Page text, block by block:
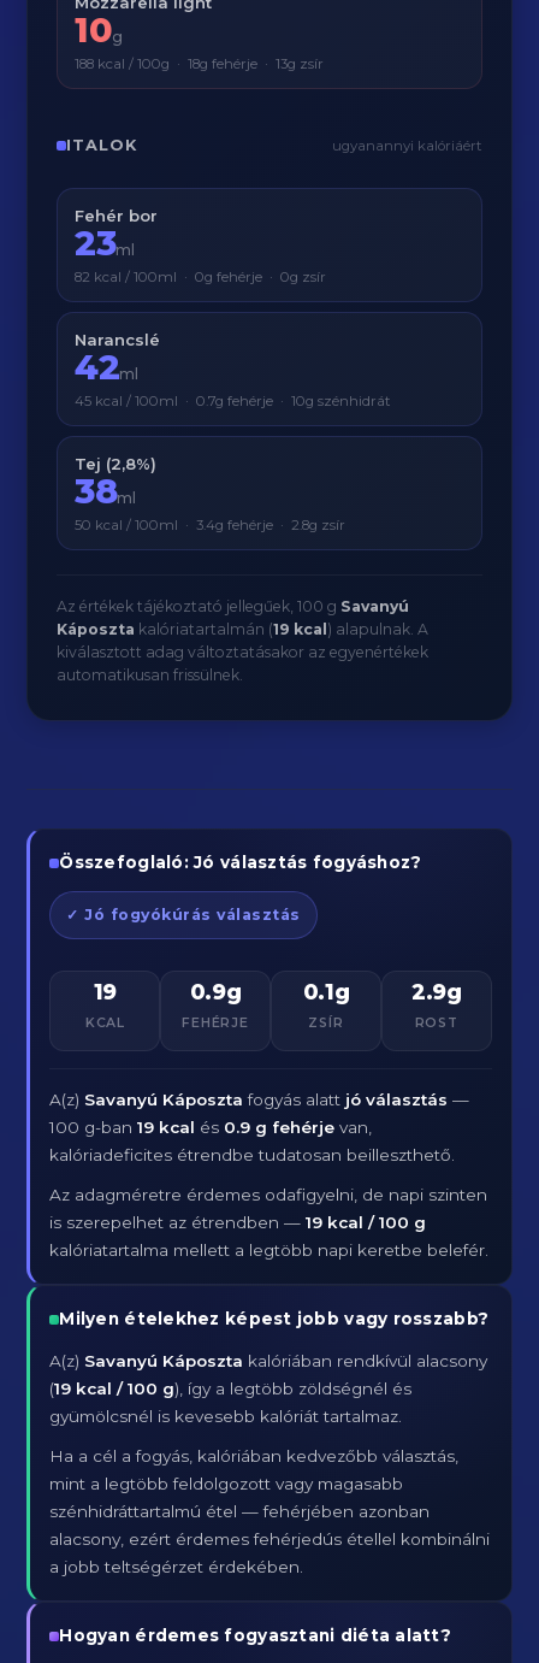
10g
188 kcal / 100g · 18g fehérje · 13g zsír
ITALOK ugyanannyi kalóriáért
Fehér bor
23ml
82 kcal / 100ml · 0g fehérje · 0g zsír
Narancslé
42ml
45 kcal / 100ml · 0.7g fehérje · 10g szénhidrát
Tej (2,8%)
38ml
50 kcal / 100ml · 3.4g fehérje · 2.8g zsír
Az értékek tájékoztató jellegűek, 100 g Savanyú
Káposzta kalóriatartalmán (19 kcal ) alapulnak. A
kiválasztott adag változtatásakor az egyenértékek
automatikusan frissülnek.
Összefoglaló: Jó választás fogyáshoz?
✓ Jó fogyókúrás választás
19
KCAL
0.9g
FEHÉRJE
0.1g
ZSÍR
2.9g
ROST
A(z) Savanyú Káposzta fogyás alatt jó választás —
100 g-ban19 kcal és 0.9 g fehérje van,
kalóriadeficites étrendbe tudatosan beilleszthető.
Az adagméretre érdemes odafigyelni, de napi szinten
is szerepelhet az étrendben —19 kcal / 100 g
kalóriatartalma mellett a legtöbb napi keretbe belefér.
Milyen ételekhez képest jobb vagy rosszabb?
A(z) Savanyú Káposzta kalóriában rendkívül alacsony
(19 kcal / 100 g), így a legtöbb zöldségnél és
gyümölcsnél is kevesebb kalóriát tartalmaz.
Ha a cél a fogyás, kalóriában kedvezőbb választás,
mint a legtöbb feldolgozott vagy magasabb
szénhidráttartalmú étel — fehérjében azonban
alacsony, ezért érdemes fehérjedús étellel kombinálni
a jobb teltségérzet érdekében.
Hogyan érdemes fogyasztani diéta alatt?